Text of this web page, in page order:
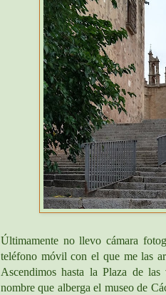
Últimamente no llevo cámara
teléfono móvil con el que me las
Ascendimos hasta la Plaza de
nombre que alberga el museo de